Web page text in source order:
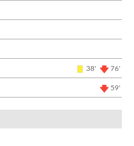
38' 76'
59'